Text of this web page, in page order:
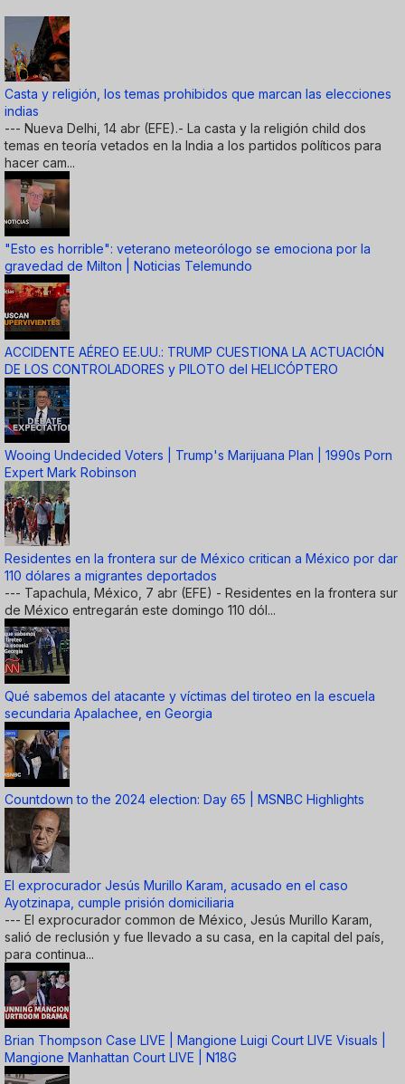
Casta y religión, los temas prohibidos que marcan las elecciones
indias
--- Nueva Delhi, 14 abr (EFE).- La casta y la religión child dos
temas en teoría vetados en la India a los partidos políticos para
hacer cam...
"Esto es horrible": veterano meteorólogo se emociona por la
gravedad de Milton | Noticias Telemundo
ACCIDENTE AÉREO EE.UU.: TRUMP CUESTIONA LA ACTUACIÓN
DE LOS CONTROLADORES y PILOTO del HELICÓPTERO
Wooing Undecided Voters | Trump's Marijuana Plan | 1990s Porn
Expert Mark Robinson
Residentes en la frontera sur de México critican a México por dar
110 dólares a migrantes deportados
--- Tapachula, México, 7 abr (EFE) - Residentes en la frontera sur
de México entregarán este domingo 110 dól...
Qué sabemos del atacante y víctimas del tiroteo en la escuela
secundaria Apalachee, en Georgia
Countdown to the 2024 election: Day 65 | MSNBC Highlights
El exprocurador Jesús Murillo Karam, acusado en el caso
Ayotzinapa, cumple prisión domiciliaria
--- El exprocurador common de México, Jesús Murillo Karam,
salió de reclusión y fue llevado a su casa, en la capital del país,
para continua...
Brian Thompson Case LIVE | Mangione Luigi Court LIVE Visuals |
Mangione Manhattan Court LIVE | N18G